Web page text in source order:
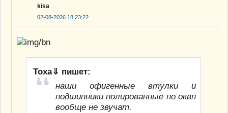
kisa
02-08-2026 18:23:22
Тоха⇓ пишет:
наши офигенные втулки и
подшипники полированные по оквп
вообще не звучат.